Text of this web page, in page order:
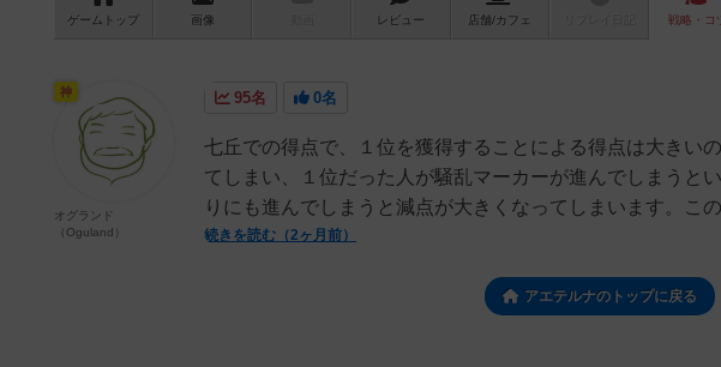
ゲーム トップ 画像 レビュー 店舗/カフェ 戦略 ・コ
95名 0名
七丘での得点で、１位を獲得することによる得点は大きい
てしまい、１位だった人が騒乱マーカーが進んでしまうと
りにも進んでしまうと減点が大きくなってしまいます。こ
続きを読む（2ヶ月前）
神
オグランド
（Oguland）
アエテルナのトップに戻る